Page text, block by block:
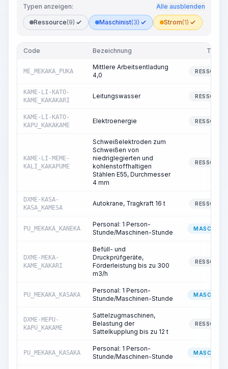
Typen anzeigen: Alle ausblenden
Ressource(9) Maschinist(3) Strom(1)
Code Bezeichnung Typ
ME_MEKAKA_PUKA
Mittlere Arbeitsentladung
4,0
KAME-LI-KATO-
KAME_KAKAKARI
Leitungswasser
KAME-LI-KATO-
KAPU_KAKAKAME
Elektroenergie
KAME-LI-MEME-
KALI_KAKAPUME
Schweißelektroden zum
Schweißen von
niedriglegierten und
kohlenstoffhaltigen
Stählen E55, Durchmesser
4 mm
DXME-KASA-
KASA_KAMESA
Autokrane, Tragkraft 16 t
PU_MEKAKA_KANEKA
Personal: 1 Person-
Stunde/Maschinen-Stunde
DXME-MEKA-
KAME_KAKARI
Befüll- und
Druckprüfgeräte,
Förderleistung bis zu 300
m3/h
PU_MEKAKA_KASAKA
Personal: 1 Person-
Stunde/Maschinen-Stunde
DXME-MEPU-
KAPU_KAKAME
Sattelzugmaschinen,
Belastung der
Sattelkupplung bis zu 12 t
PU_MEKAKA_KASAKA
Personal: 1 Person-
Stunde/Maschinen-Stunde